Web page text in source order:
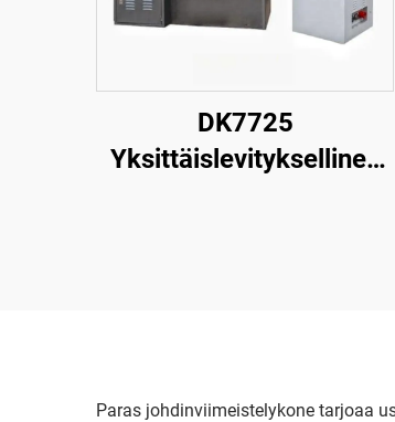
DK7725
Yksittäislevityksellinen
Paras johdinviimeistelykone tarjoaa